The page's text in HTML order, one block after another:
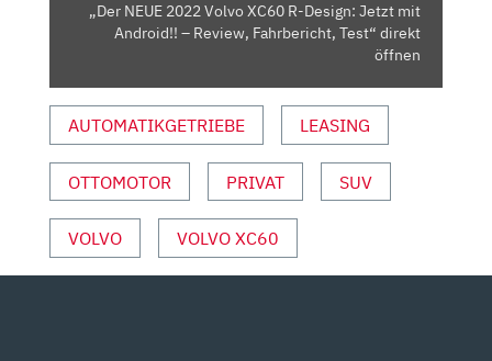
ANDROID!!
FAHRBERICHT,
TEST“
VON
YOUTUBE
„Der NEUE 2022 Volvo XC60 R-Design: Jetzt mit
Android!! – Review, Fahrbericht, Test“ direkt
öffnen
AUTOMATIKGETRIEBE LEASING
OTTOMOTOR PRIVAT SUV
VOLVO VOLVO XC60